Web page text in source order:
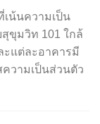
น้นความเป็น
ขุมวิท 101 ใกล้
ะแต่ละอาคารมี
วามเป็นส่วนตัว